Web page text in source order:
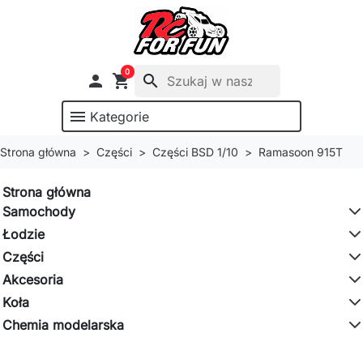
 shopping_cart
0
search
menu Kategorie
Strona główna Części Części BSD 1/10 Ramasoon 915T
Strona główna
Samochody
Łodzie
Części
Akcesoria
Koła
Chemia modelarska